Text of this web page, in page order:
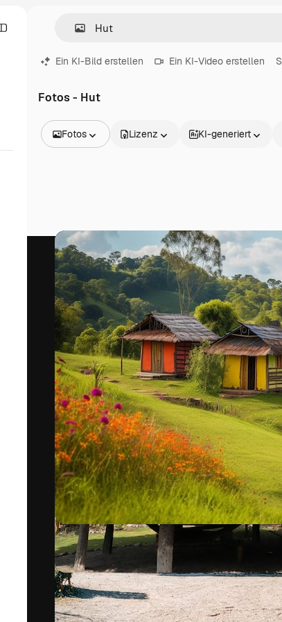
Ein KI-Bild erstellen Ein KI-Video erstellen
Fotos - Hut
Fotos
Videos
Filmmaterial
Motion Graphics
Videovorlagen
Icons
3D-Modelle
Schriftarten
Lizenz KI-generiert
Die kreative Plattform, um deine beste
Arbeit zu verwirklichen. Mehr als 1
Abonnenten unter Kreativen,
Agenturen und Studios.
Deutsch
Copyright © 2010-